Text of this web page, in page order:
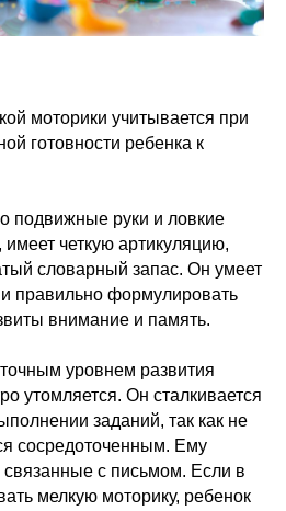
моторики учитывается при
готовности ребенка к
подвижные руки и ловкие
имеет четкую артикуляцию,
словарный запас. Он умеет
и правильно формулировать
внимание и память.
уровнем развития
утомляется. Он сталкивается
заданий, так как не
сосредоточенным. Ему
связанные с письмом. Если в
мелкую моторику, ребенок
4−14
его
проблемы
таланты
тест